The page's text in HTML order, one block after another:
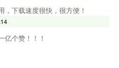
下载速度很快，很方便！
亿个赞！！！